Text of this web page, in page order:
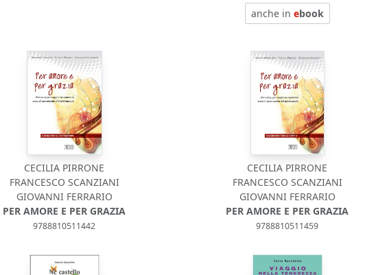
anche in ebook
CECILIA PIRRONE
FRANCESCO SCANZIANI
GIOVANNI FERRARIO
PER AMORE E PER GRAZIA
9788810511442
CECILIA PIRRONE
FRANCESCO SCANZIANI
GIOVANNI FERRARIO
PER AMORE E PER GRAZIA
9788810511459